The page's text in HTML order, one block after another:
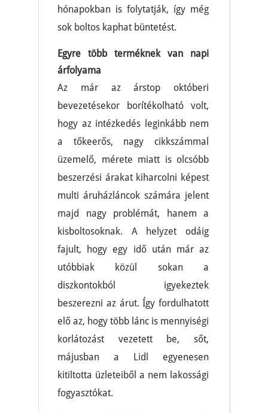
hónapokban is folytatják, így még
sok boltos kaphat büntetést.
Egyre több terméknek van napi
árfolyama
Az már az árstop októberi
bevezetésekor borítékolható volt,
hogy az intézkedés leginkább nem
a tőkeerős, nagy cikkszámmal
üzemelő, mérete miatt is olcsóbb
beszerzési árakat kiharcolni képest
multi áruházláncok számára jelent
majd nagy problémát, hanem a
kisboltosoknak. A helyzet odáig
fajult, hogy egy idő után már az
utóbbiak közül sokan a
diszkontokból igyekeztek
beszerezni az árut. Így fordulhatott
elő az, hogy több lánc is mennyiségi
korlátozást vezetett be, sőt,
májusban a Lidl egyenesen
kitiltotta üzleteiből a nem lakossági
fogyasztókat.